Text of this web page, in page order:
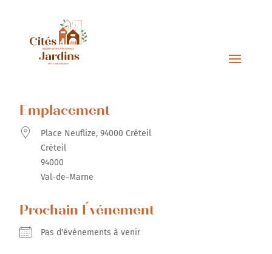
Emplacement
Place Neuflize, 94000 Créteil
Créteil
94000
Val-de-Marne
Prochain Événement
Pas d'événements à venir